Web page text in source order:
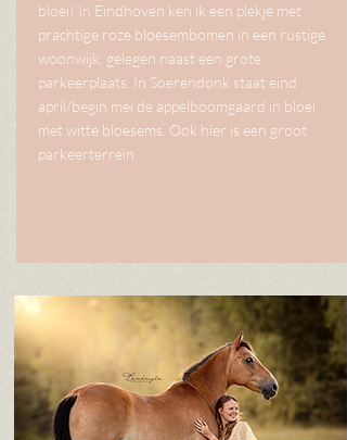
bloei! In Eindhoven ken ik een plekje met
prachtige roze bloesembomen in een rustige
woonwijk, gelegen naast een grote
parkeerplaats. In Soerendonk staat eind
april/begin mei de appelboomgaard in bloei
met witte bloesems. Ook hier is een groot
parkeerterrein.